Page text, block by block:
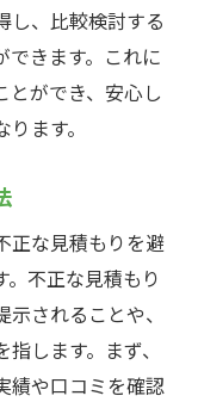
し、比較検討する
できます。これに
とができ、安心し
ます。
正な見積もりを避
不正な見積もり
されることや、
します。まず、
績や口コミを確認